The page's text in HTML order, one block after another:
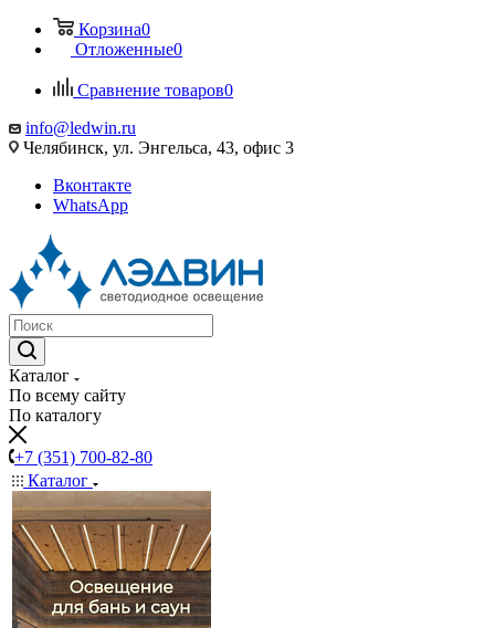
Корзина0
Отложенные0
Сравнение товаров0
info@ledwin.ru
Челябинск, ул. Энгельса, 43, офис 3
Вконтакте
WhatsApp
Каталог
По всему сайту
По каталогу
+7 (351) 700-82-80
Каталог